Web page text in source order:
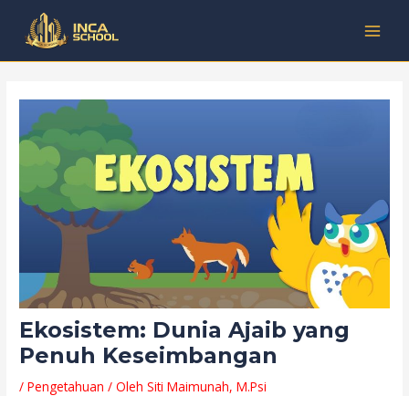
konten
Ekosistem: Dunia Ajaib yang
Penuh Keseimbangan
/Pengetahuan / OlehSiti Maimunah, M.Psi
navigation
Kategori